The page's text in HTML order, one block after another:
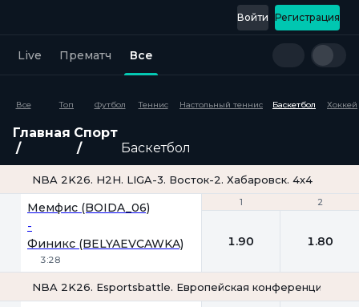
Регистрация
Войти
Live Прематч Все
Все Топ Футбол Теннис Настольный теннис Баскетбол Хоккей
Главная Спорт
Баскетбол
NBA 2K26. H2H. LIGA-3. Восток-2. Хабаровск. 4х4
1 2
Мемфис (BOIDA_06)
-
Финикс (BELYAEVCAWKA)
3:28
1 2
1.90 1.80
NBA 2K26. Esportsbattle. Европейская конференция. 4х5